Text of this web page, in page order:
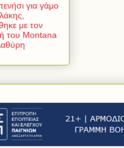
για γάμο
με τον
του Montana